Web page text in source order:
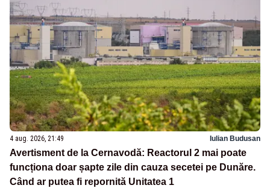
4 aug. 2026, 21:49 Iulian Budusan
Avertisment de la Cernavodă: Reactorul 2 mai poate
funcționa doar șapte zile din cauza secetei pe Dunăre.
Când ar putea fi repornită Unitatea 1